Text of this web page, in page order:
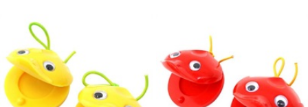
レコーディング機器
配信/ライブ機器 楽器アクセサリ